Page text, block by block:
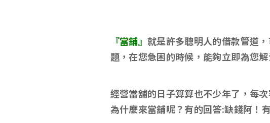
『當舖』 就是許多聰明人的借款管道
題，在您急困的時候，能夠立即為您解
經營當舖的日子算算也不少年了，每
為什麼來當舖呢？有的回答:缺錢阿！